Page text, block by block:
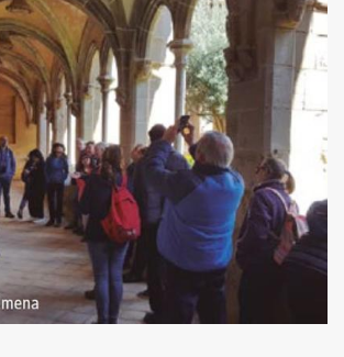
naturals i paisatgístics d’una de les